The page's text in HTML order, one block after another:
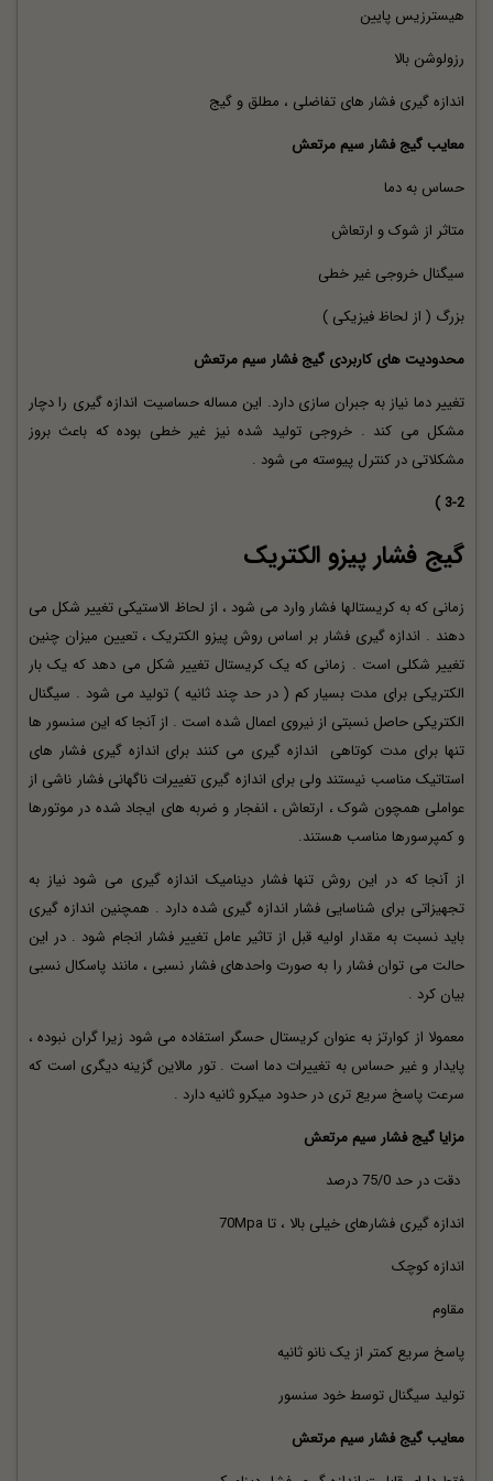
هیسترزیس پایین
رزولوشن بالا
اندازه گیری فشار های تفاضلی ، مطلق و گیج
معایب گیج فشار سیم مرتعش
حساس به دما
متاثر از شوک و ارتعاش
سیگنال خروجی غیر خطی
بزرگ ( از لحاظ فیزیکی )
محدودیت های کاربردی گیج فشار سیم مرتعش
تغییر دما نیاز به جبران سازی دارد. این مساله حساسیت اندازه گیری را دچار
مشکل می کند . خروجی تولید شده نیز غیر خطی بوده که باعث بروز
مشکلاتی در کنترل پیوسته می شود .
3-2 )
گیج فشار پیزو الکتریک
زمانی که به کریستالها فشار وارد می شود ، از لحاظ الاستیکی تغییر شکل می
دهند . اندازه گیری فشار بر اساس روش پیزو الکتریک ، تعیین میزان چنین
تغییر شکلی است . زمانی که یک کریستال تغییر شکل می دهد که یک بار
الکتریکی برای مدت بسیار کم ( در حد چند ثانیه ) تولید می شود . سیگنال
الکتریکی حاصل نسبتی از نیروی اعمال شده است . از آنجا که این سنسور ها
تنها برای مدت کوتاهی
اندازه گیری می کنند برای اندازه گیری فشار های
استاتیک مناسب نیستند ولی برای اندازه گیری تغییرات ناگهانی فشار ناشی از
عواملی همچون شوک ، ارتعاش ، انفجار و ضربه های ایجاد شده در موتورها
و کمپرسورها مناسب هستند.
از آنجا که در این روش تنها فشار دینامیک اندازه گیری می شود نیاز به
تجهیزاتی برای شناسایی فشار اندازه گیری شده دارد . همچنین اندازه گیری
باید نسبت به مقدار اولیه قبل از تاثیر عامل تغییر فشار انجام شود . در این
حالت می توان فشار را به صورت واحدهای فشار نسبی ، مانند پاسکال نسبی
بیان کرد .
معمولا از کوارتز به عنوان کریستال حسگر استفاده می شود زیرا گران نبوده ،
پایدار و غیر حساس به تغییرات دما است . تور مالاین گزینه دیگری است که
سرعت پاسخ سریع تری در حدود میکرو ثانیه دارد .
مزایا گیج فشار سیم مرتعش
دقت در حد 75/0 درصد
اندازه گیری فشارهای خیلی بالا ، تا 70Mpa
اندازه کوچک
مقاوم
پاسخ سریع کمتر از یک نانو ثانیه
تولید سیگنال توسط خود سنسور
معایب گیج فشار سیم مرتعش